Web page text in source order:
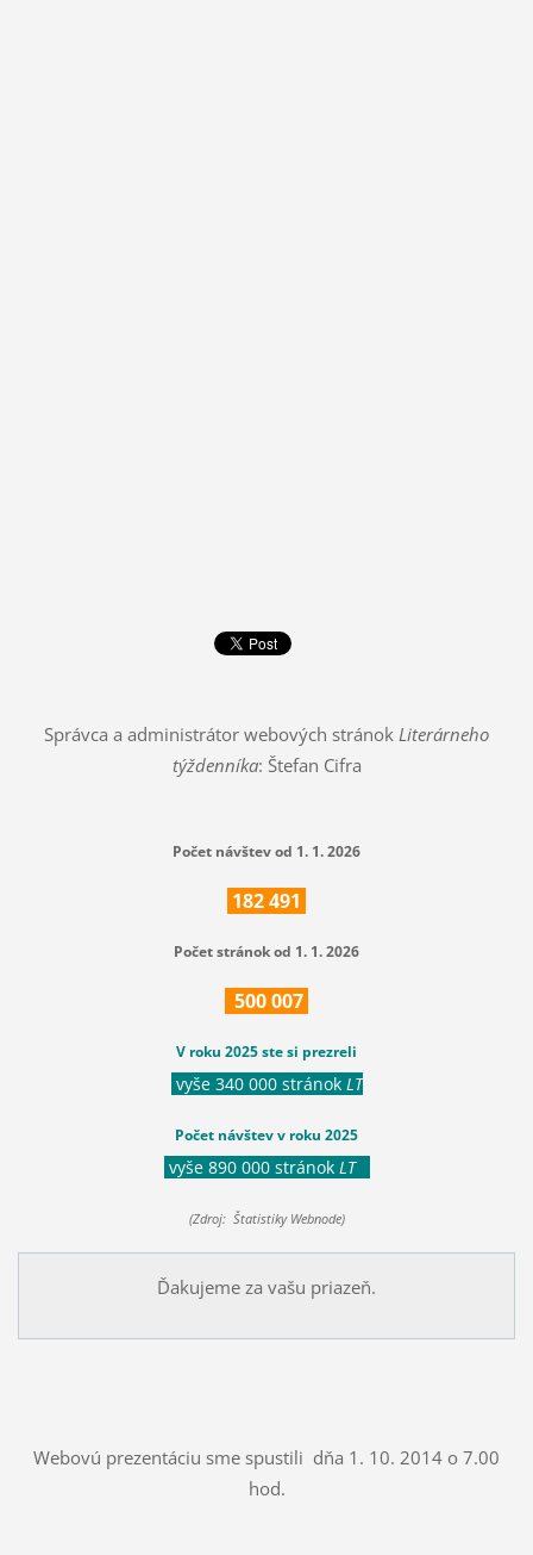
Správca a administrátor webových stránok Literárneho
týždenníka: Štefan Cifra
Počet návštev od 1. 1. 2026
182491
Počet stránok od 1. 1. 2026
500007
V roku 2025 ste si prezreli
vyše 340 000 stránok LT
Počet návštev v roku 2025
vyše 890 000 stránok LT
(Zdroj: Štatistiky Webnode)
Ďakujeme za vašu priazeň.
Webovú prezentáciu sme spustili dňa 1. 10. 2014 o 7.00
hod.